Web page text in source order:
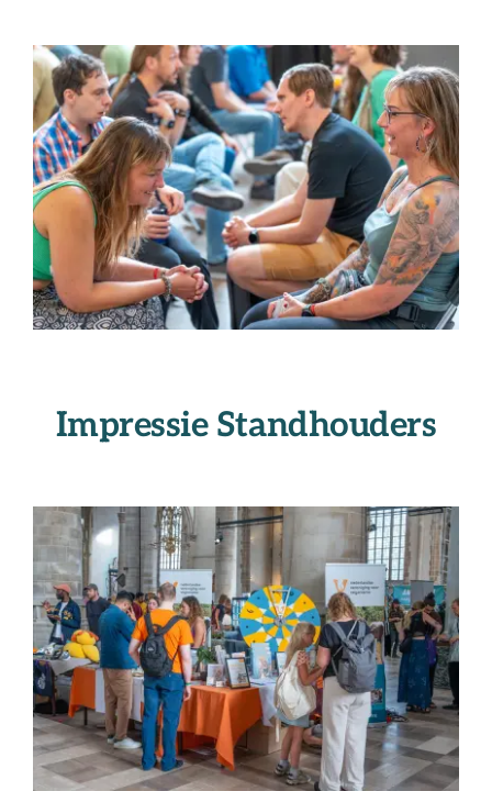
Impressie Standhouders